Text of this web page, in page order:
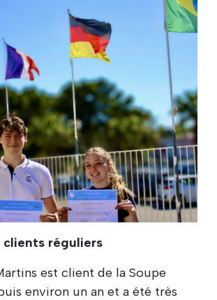
réguliers
est client de la Soupe
environ un an et a été très